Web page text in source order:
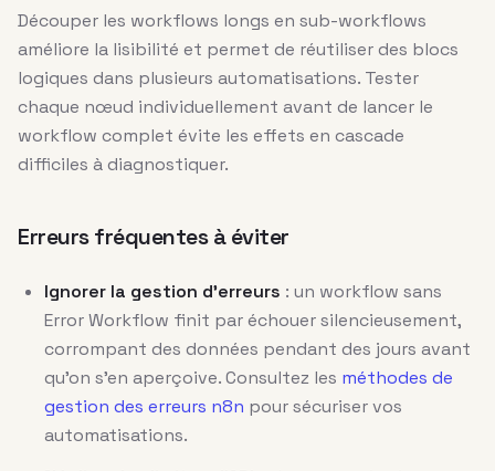
Découper les workflows longs en sub-workflows
améliore la lisibilité et permet de réutiliser des blocs
logiques dans plusieurs automatisations. Tester
chaque nœud individuellement avant de lancer le
workflow complet évite les effets en cascade
difficiles à diagnostiquer.
Erreurs fréquentes à éviter
Ignorer la gestion d’erreurs : un workflow sans
Error Workflow finit par échouer silencieusement,
corrompant des données pendant des jours avant
qu’on s’en aperçoive. Consultez les méthodes de
gestion des erreurs n8n pour sécuriser vos
automatisations.